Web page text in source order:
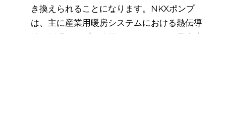
き換えられることになります。NKXポンプ
は、主に産業用暖房システムにおける熱伝導